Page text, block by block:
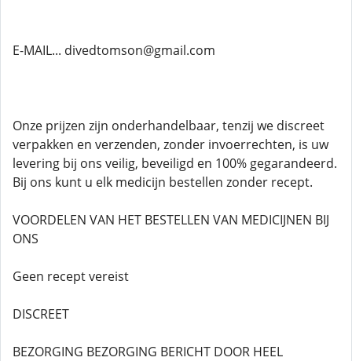
E-MAIL... divedtomson@gmail.com
Onze prijzen zijn onderhandelbaar, tenzij we discreet
verpakken en verzenden, zonder invoerrechten, is uw
levering bij ons veilig, beveiligd en 100% gegarandeerd.
Bij ons kunt u elk medicijn bestellen zonder recept.
VOORDELEN VAN HET BESTELLEN VAN MEDICIJNEN BIJ
ONS
Geen recept vereist
DISCREET
BEZORGING BEZORGING BERICHT DOOR HEEL